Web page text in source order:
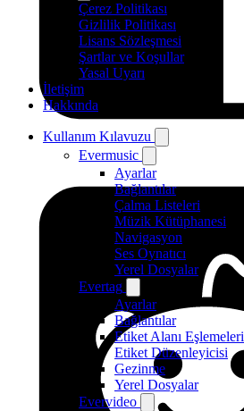
Çerez Politikası
Gizlilik Politikası
Lisans Sözleşmesi
Şartlar ve Koşullar
Yasal Uyarı
İletişim
Hakkında
Kullanım Kılavuzu
Evermusic
Ayarlar
Bağlantılar
Çalma Listeleri
Müzik Kütüphanesi
Navigasyon
Ses Oynatıcı
Yerel Dosyalar
Evertag
Ayarlar
Bağlantılar
Etiket Alanı Eşlemeleri
Etiket Düzenleyicisi
Gezinme
Yerel Dosyalar
Evervideo